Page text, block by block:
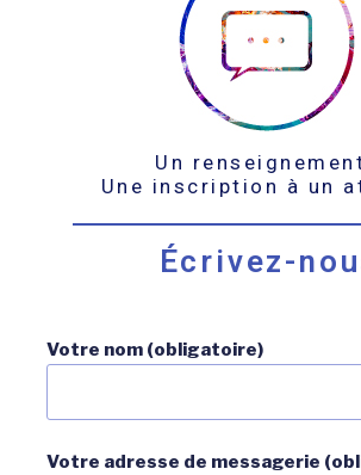
Un
Une inscription à un
Écrivez-
Votre nom (obligatoire)
Votre adresse de messagerie